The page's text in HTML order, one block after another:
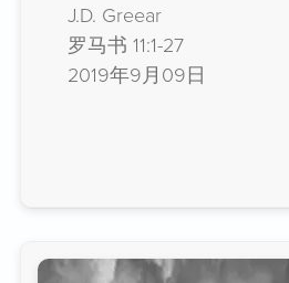
J.D. Greear
罗马书 11:1-27
2019年9月09日